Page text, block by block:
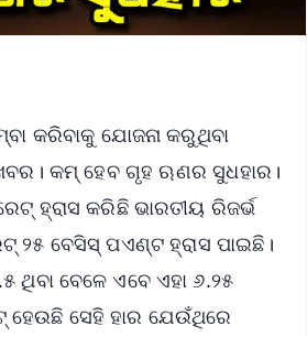
କରିବାକୁ ଯୋଜନା କରୁଥିବା
କମ୍ ହେବ ଗୃହ ଋଣର ସୁଧହାର।
ହ୍ରାସ କରିଛି ଭାରତୀୟ ରିଜର୍ଭ
୨୫ ବେସିସ୍ ପଏଣ୍ଟ ହ୍ରାସ ପାଇଛି।
ଥିବା ବେଳେ ଏବେ ଏହା ୬.୨୫
ସେହି ହାର ଯେଉଁଥିରେ